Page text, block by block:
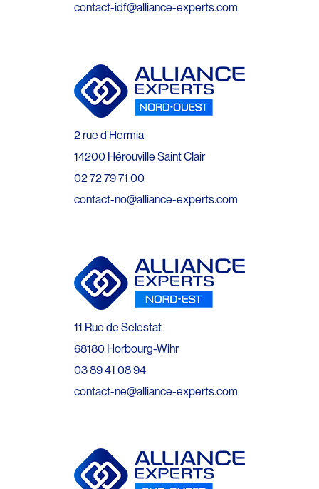
contact-idf@alliance-experts.com
2 rue d’Hermia
14200 Hérouville Saint Clair
02 72 79 71 00
contact-no@alliance-experts.com
11 Rue de Selestat
68180 Horbourg-Wihr
03 89 41 08 94
contact-ne@alliance-experts.com